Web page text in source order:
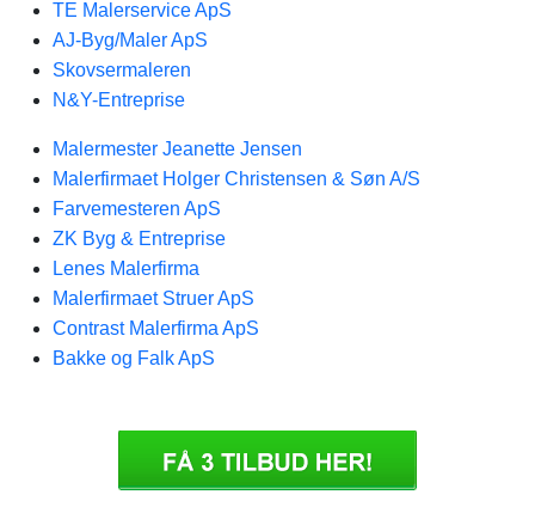
TE Malerservice ApS
AJ-Byg/Maler ApS
Skovsermaleren
N&Y-Entreprise
Malermester Jeanette Jensen
Malerfirmaet Holger Christensen & Søn A/S
Farvemesteren ApS
ZK Byg & Entreprise
Lenes Malerfirma
Malerfirmaet Struer ApS
Contrast Malerfirma ApS
Bakke og Falk ApS